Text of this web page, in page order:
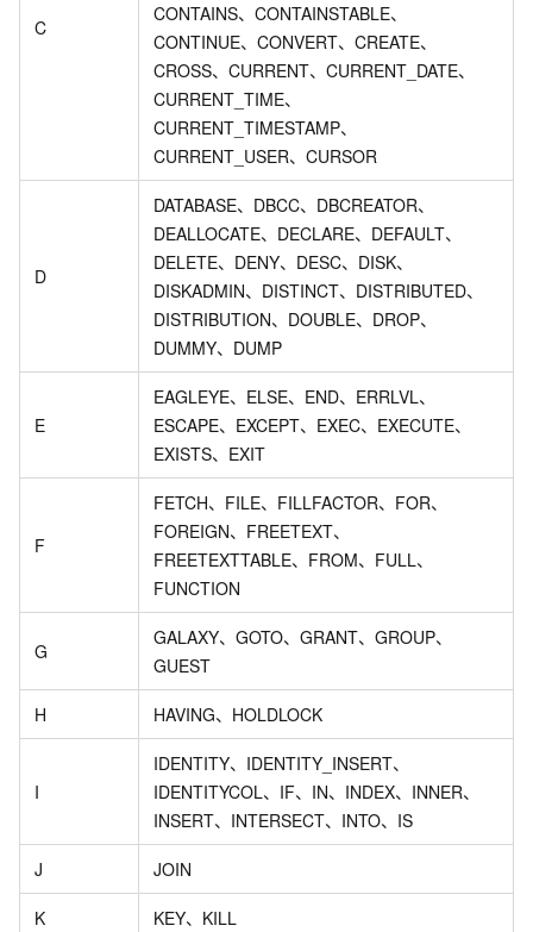
C
CONTAINS、CONTAINSTABLE、
CONTINUE、CONVERT、CREATE、
CROSS、CURRENT、CURRENT_DATE、
CURRENT_TIME、
CURRENT_TIMESTAMP、
CURRENT_USER、CURSOR
D
DATABASE、DBCC、DBCREATOR、
DEALLOCATE、DECLARE、DEFAULT、
DELETE、DENY、DESC、DISK、
DISKADMIN、DISTINCT、DISTRIBUTED、
DISTRIBUTION、DOUBLE、DROP、
DUMMY、DUMP
E
EAGLEYE、ELSE、END、ERRLVL、
ESCAPE、EXCEPT、EXEC、EXECUTE、
EXISTS、EXIT
F
FETCH、FILE、FILLFACTOR、FOR、
FOREIGN、FREETEXT、
FREETEXTTABLE、FROM、FULL、
FUNCTION
G
GALAXY、GOTO、GRANT、GROUP、
GUEST
H HAVING、HOLDLOCK
I
IDENTITY、IDENTITY_INSERT、
IDENTITYCOL、IF、IN、INDEX、INNER、
INSERT、INTERSECT、INTO、IS
J JOIN
K KEY、KILL